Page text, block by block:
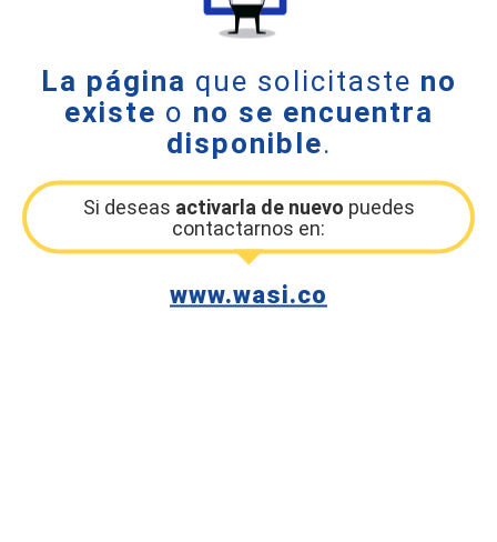
La página que solicitaste no
existe o no se encuentra
disponible.
Si deseas activarla de nuevo puedes
contactarnos en:
www.wasi.co